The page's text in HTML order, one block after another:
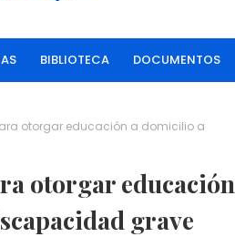
BIBLIOTECA DOCUMENTOS
otorgar educación a domicilio a
otorgar educación
grave